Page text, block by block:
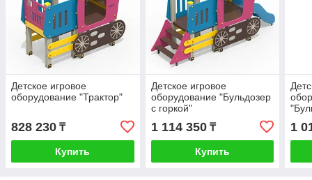
Детское игровое
оборудование "Трактор"
828 230 ₸
Купить
Детское игровое
оборудование "Бульдозер
с горкой"
1 114 350₸
Купить
1